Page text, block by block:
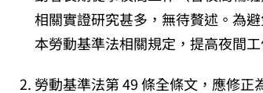
相關實證研究甚多，無待贅述。為
本勞動基準法相關規定，提高夜間
勞動基準法第 49 條全條文，應修